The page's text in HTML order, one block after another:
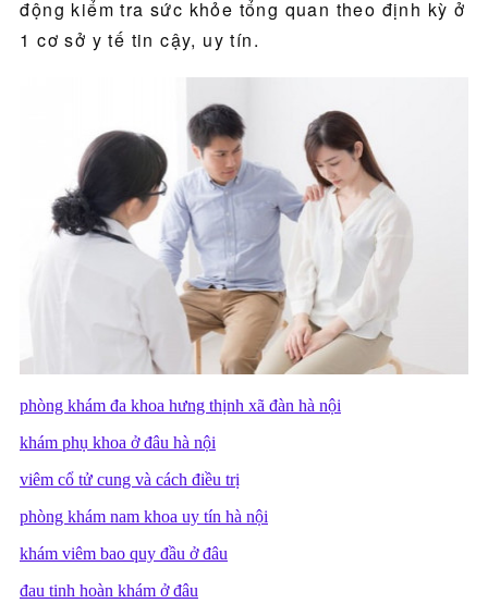
động kiểm tra sức khỏe tổng quan theo định kỳ ở
1 cơ sở y tế tin cậy, uy tín.